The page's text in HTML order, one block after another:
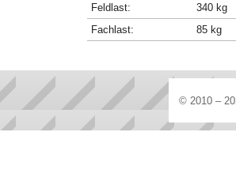
Feldlast:
340 kg
Fachlast:
85 kg
© 2010 –